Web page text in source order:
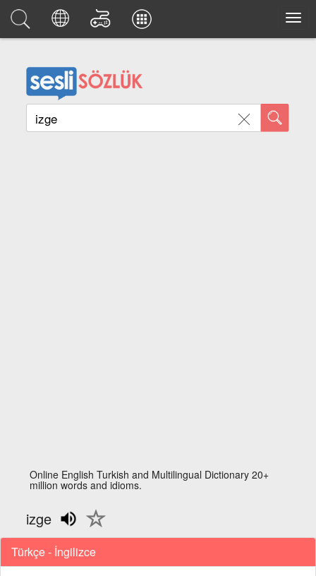
Online English Turkish and Multilingual Dictionary 20+
million words and idioms.
izge
Türkçe - İngilizce